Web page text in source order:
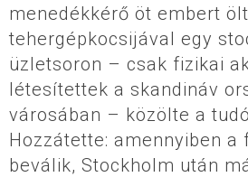
menedékkérő öt embert
tehergépkocsijával egy
üzletsoron – csak fizikai
létesítettek a skandináv
városában – közölte a
Hozzátette: amennyiben a
beválik, Stockholm után